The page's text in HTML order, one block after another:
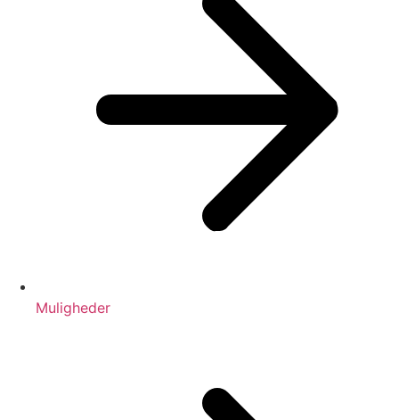
Muligheder